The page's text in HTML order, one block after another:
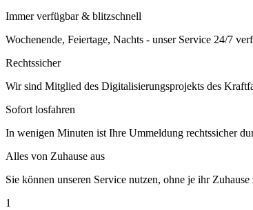
Immer verfügbar & blitzschnell
Wochenende, Feiertage, Nachts - unser Service 24/7
Rechtssicher
Wir sind Mitglied des Digitalisierungsprojekts des
Sofort losfahren
In wenigen Minuten ist Ihre Ummeldung rechtssicher
Alles von Zuhause aus
Sie können unseren Service nutzen, ohne je ihr
1